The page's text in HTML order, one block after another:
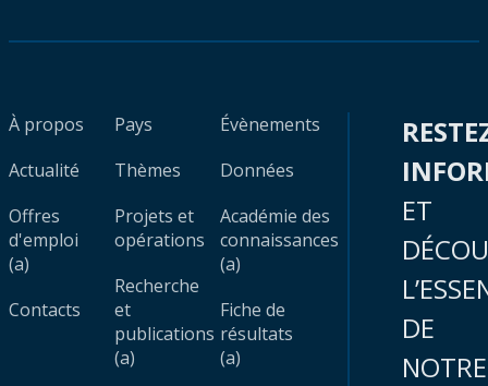
À propos
Actualité
Offres
d'emploi
(a)
Contacts
Pays
Thèmes
Projets et
opérations
Recherche
et
publications
(a)
Évènements
Données
Académie des
connaissances
(a)
Fiche de
résultats
(a)
ET
DE
NOTRE